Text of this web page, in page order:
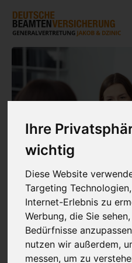
Ihre
wichtig
Diese Website
Targeting
Internet-Erlebnis zu
Werbung, die Sie
Bedürfnisse
nutzen wir außerdem,
messen, um zu
DBV
VERSICHERUNG
Jetzt Angebot erstellen